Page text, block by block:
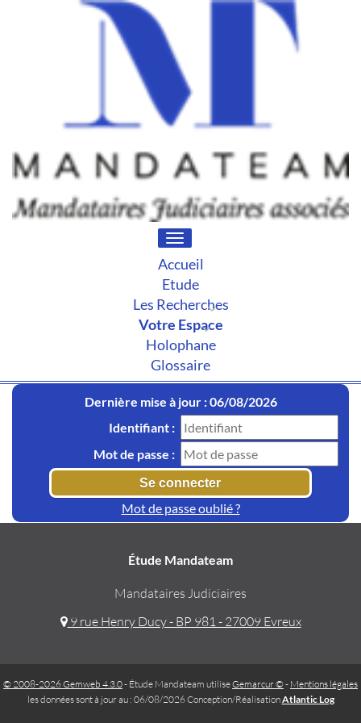
Toggle
navigation
Accueil
Etude
Les Recherches
Votre Espace
Holophane
Glossaire
Dernière mise à jour : 06/08/2026
Identifiant :
Mot de passe :
Mot de passe oublié ?
Étude Mandateam
Mandataires Judiciaires
9 rue Henry Ducy - BP 981 - 27009 Evreux
© 2008-2026 Gemweb 4.3.0- Étude Mandateam utiliseGemarcur © - Mentions légales
les données sont à jour au : 06/08/2026 Conception/RéalisationAtlantic Log